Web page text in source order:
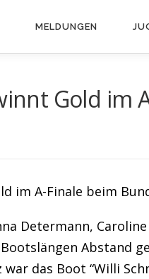
MELDUNGEN
Gold im
im A-Finale beim
Determann,
Abstand
war das Boot “Willi